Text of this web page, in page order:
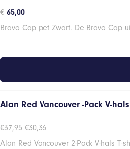
€ 65,00
Bravo Cap pet Zwart. De Bravo Cap
Alan Red Vancouver -Pack V-
€37,95 Oorspronkelijke
was:
€30,36Huidige
is:
Alan Red Vancouver 2-Pack V-hals T-